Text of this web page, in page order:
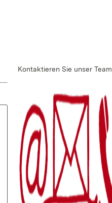
Kontaktieren Sie unser Team